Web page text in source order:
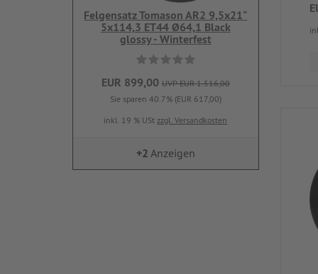
Felgensatz Tomason AR2 9,5x21"
5x114,3 ET44 Ø64,1 Black
glossy - Winterfest
EUR 899,00 UVP EUR 1.516,00
Sie sparen 40.7% (EUR 617,00)
inkl. 19 % UStzzgl. Versandkosten
+2 Anzeigen